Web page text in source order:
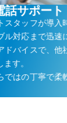
話サポート
スタッフが導入
ル対応まで迅速
ドバイスで、他
す。
ではの丁寧で柔